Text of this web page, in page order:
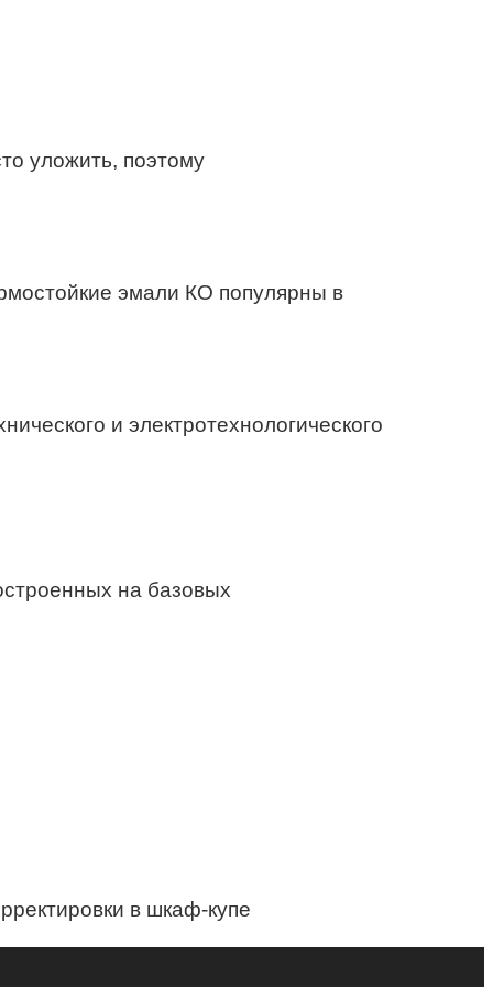
уложить, поэтому
эмали КО популярны в
и электротехнологического
на базовых
в шкаф-купе